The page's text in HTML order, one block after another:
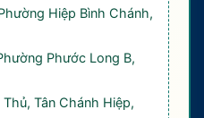
Hiệp Bình Chánh,
Phước Long B,
Tân Chánh Hiệp,